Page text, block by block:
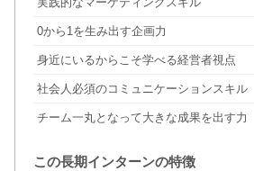
0から1を生み出す企画力
身近にいるからこそ学べる経営者視点
社会人必須のコミュニケーションスキル
チーム一丸となって大きな成果を出す力
この長期インターンの特徴